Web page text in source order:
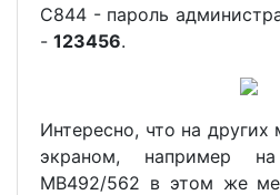
C844 - пароль
- 123456.
Интересно, что на
экраном, например
MB492/562 в этом же